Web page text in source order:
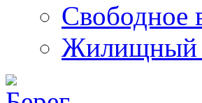
Свободное
Жилищный